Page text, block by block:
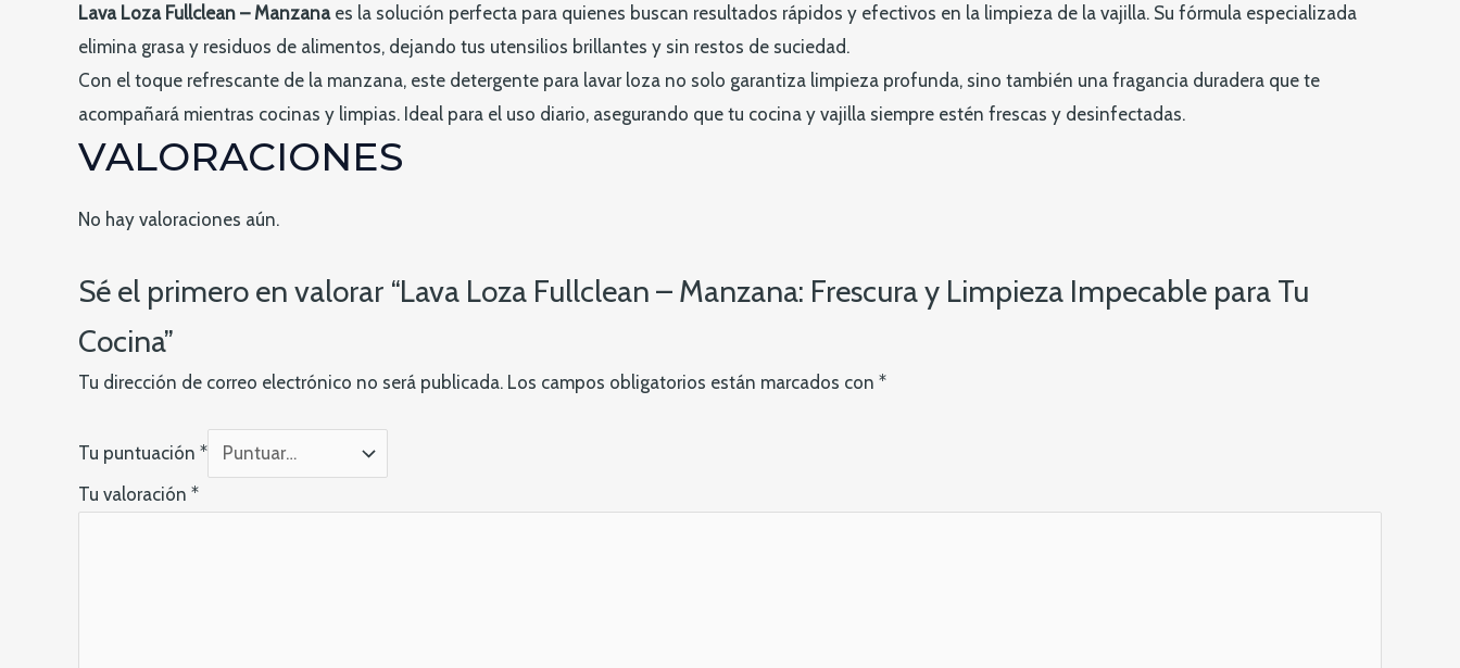
Impecable
Cocina
Lava Loza Fullclean – Manzanaes la solución perfecta para quienes buscan resultados rápidos y efectivos en la limpieza de la vajilla. Su fórmula especializada
elimina grasa y residuos de alimentos, dejando tus utensilios brillantes y sin restos de suciedad.
Con el toque refrescante de la manzana, este detergente para lavar loza no solo garantiza limpieza profunda, sino también una fragancia duradera que te
acompañará mientras cocinas y limpias. Ideal para el uso diario, asegurando que tu cocina y vajilla siempre estén frescas y desinfectadas.
VALORACIONES
No hay valoraciones aún.
Sé el primero en valorar “Lava Loza Fullclean – Manzana: Frescura y Limpieza Impecable para Tu
Cocina”
Tu dirección de correo electrónico no será publicada. Los campos obligatorios están marcados con *
Tu puntuación *
Tu valoración *